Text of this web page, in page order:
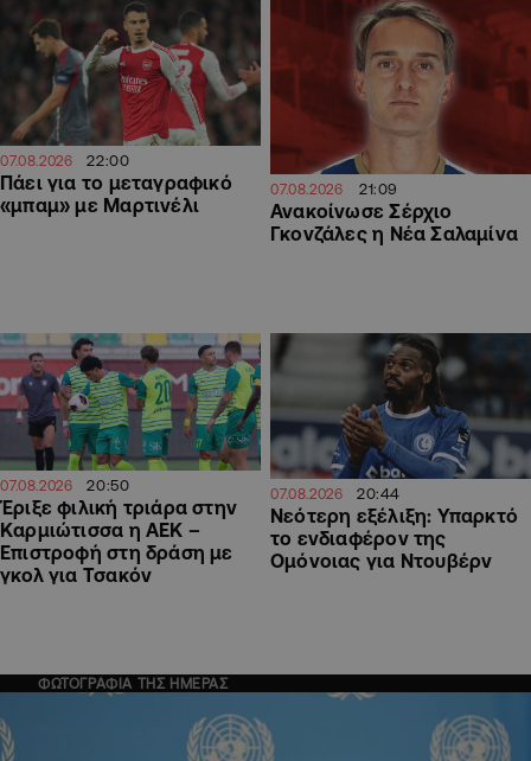
07.08.2026 22:00
Πάει για το μεταγραφικό
«μπαμ» με Μαρτινέλι
07.08.2026 21:09
Ανακοίνωσε Σέρχιο
Γκονζάλες η Νέα Σαλαμίνα
07.08.2026 20:50
Έριξε φιλική τριάρα στην
Καρμιώτισσα η ΑΕΚ –
Επιστροφή στη δράση με
γκολ για Τσακόν
07.08.2026 20:44
Νεότερη εξέλιξη: Υπαρκτό
το ενδιαφέρον της
Ομόνοιας για Ντουβέρν
ΦΩΤΟΓΡΑΦΙΑ ΤΗΣ ΗΜΕΡΑΣ